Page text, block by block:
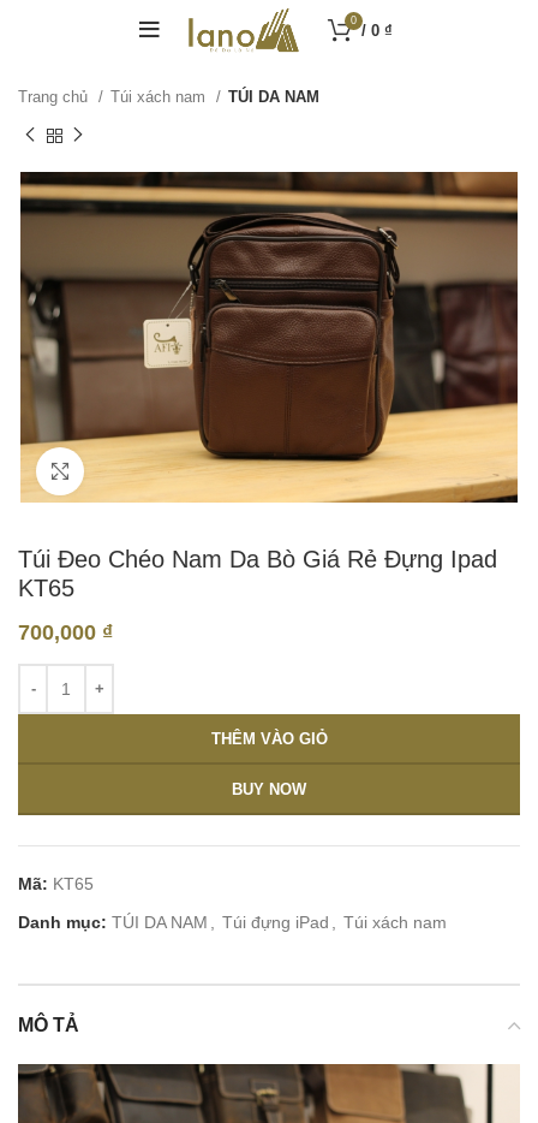
0
/ 0 ₫
Trang chủ Túi xách nam TÚI DA NAM
Click to enlarge
Túi Đeo Chéo Nam Da Bò Giá Rẻ Đựng Ipad
KT65
700,000 ₫
THÊM VÀO GIỎ
BUY NOW
Mã: KT65
Danh mục: TÚI DA NAM , Túi đựng iPad , Túi xách nam
MÔ TẢ